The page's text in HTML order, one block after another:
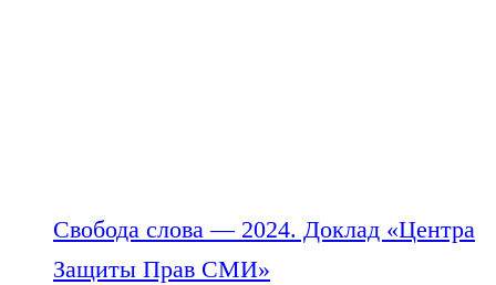
Свобода слова — 2024. Доклад «Центра
Защиты Прав СМИ»